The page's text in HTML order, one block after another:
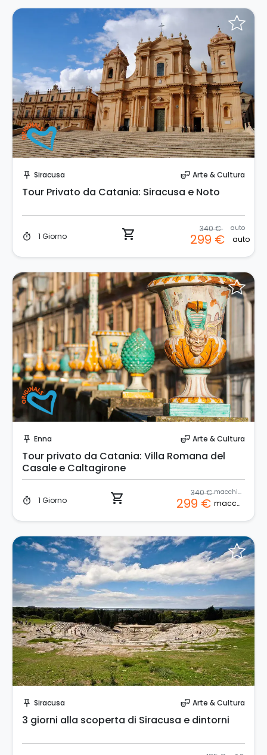
push_pin Siracusa theater_comedy Arte & Cultura
Tour Privato da Catania: Siracusa e Noto
timer 1 Giorno shopping_cart 340 € auto
299 € auto
push_pin Enna theater_comedy Arte & Cultura
Tour privato da Catania: Villa Romana del
Casale e Caltagirone
timer 1 Giorno shopping_cart 340 € macchina
299 € macchina
push_pin Siracusa theater_comedy Arte & Cultura
3 giorni alla scoperta di Siracusa e dintorni